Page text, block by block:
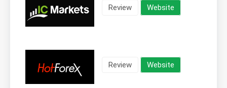
Review Website
Review Website